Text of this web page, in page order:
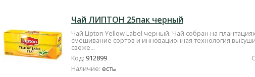
Чай ЛИПТОН 25пак черный
Чай Lipton Yellow Label черный. Чай собран на
смешивание сортов и инновационная технология
свеже...
Код: 912899
Наличие: есть